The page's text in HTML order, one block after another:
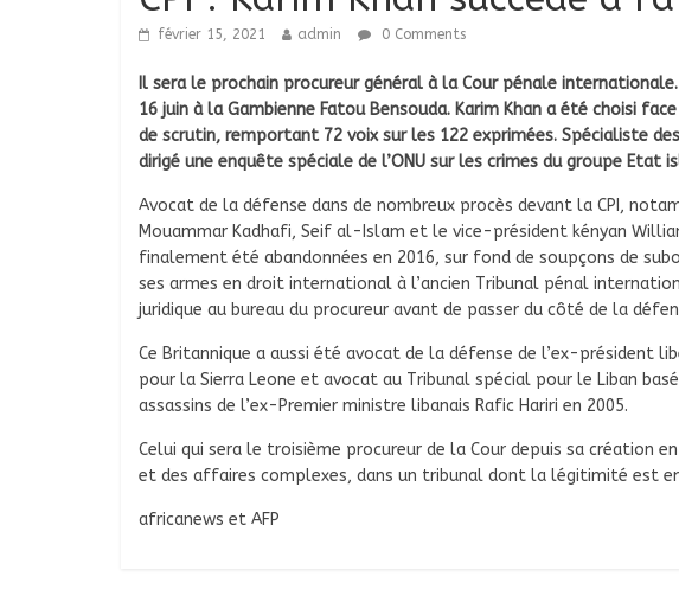
février 15, 2021 admin 0 Comments
Il sera le prochain procureur général à la Cour pénale
16 juin à la Gambienne Fatou Bensouda. Karim Khan a été choisi
de scrutin, remportant 72 voix sur les 122 exprimées. Spécialiste
dirigé une enquête spéciale de l’ONU sur les crimes du groupe Etat
Avocat de la défense dans de nombreux procès devant la CPI,
Mouammar Kadhafi, Seif al-Islam et le vice-président kényan
finalement été abandonnées en 2016, sur fond de soupçons de
ses armes en droit international à l’ancien Tribunal pénal
juridique au bureau du procureur avant de passer du côté de la
Ce Britannique a aussi été avocat de la défense de l’ex-président
pour la Sierra Leone et avocat au Tribunal spécial pour le Liban
assassins de l’ex-Premier ministre libanais Rafic Hariri en 2005.
Celui qui sera le troisième procureur de la Cour depuis sa création
et des affaires complexes, dans un tribunal dont la légitimité est
africanews et AFP